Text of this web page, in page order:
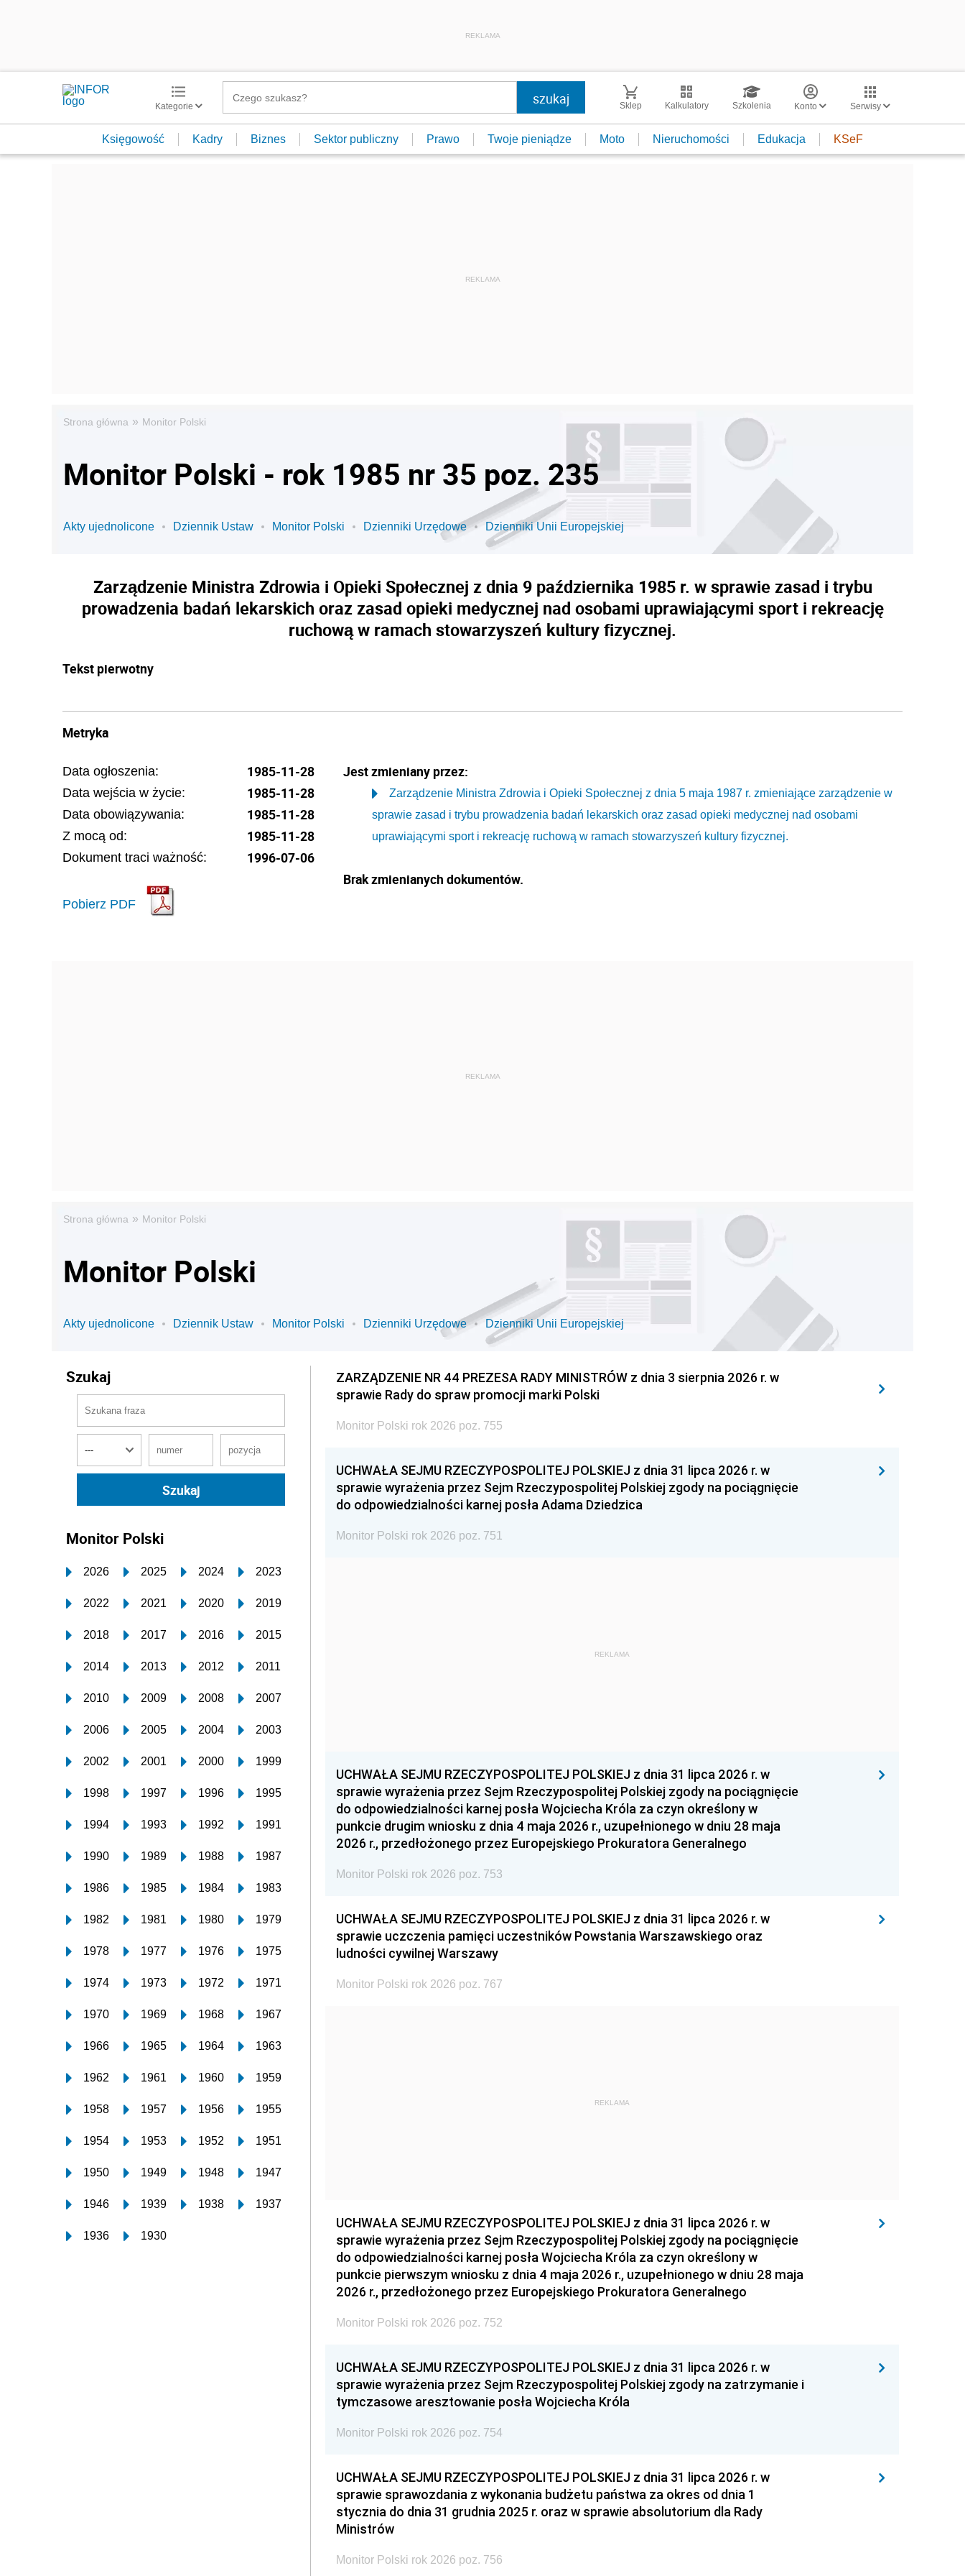
REKLAMA
Kategorie Sklep Kalkulatory Szkolenia Konto Serwisy
Księgowość Kadry Biznes Sektor publiczny Prawo Twoje pieniądze Moto Nieruchomości Edukacja KSeF
Strona główna » Monitor Polski
Monitor Polski - rok 1985 nr 35 poz. 235
Akty ujednolicone Dziennik Ustaw Monitor Polski Dzienniki Urzędowe Dzienniki Unii Europejskiej
Zarządzenie Ministra Zdrowia i Opieki Społecznej z dnia 9 października 1985 r. w sprawie zasad i trybu
prowadzenia badań lekarskich oraz zasad opieki medycznej nad osobami uprawiającymi sport i rekreację
ruchową w ramach stowarzyszeń kultury fizycznej.
Tekst pierwotny
Metryka
Data ogłoszenia: 1985-11-28
Data wejścia w życie: 1985-11-28
Data obowiązywania: 1985-11-28
Z mocą od: 1985-11-28
Dokument traci ważność: 1996-07-06
Pobierz PDF
Jest zmieniany przez:
Zarządzenie Ministra Zdrowia i Opieki Społecznej z dnia 5 maja 1987 r. zmieniające zarządzenie w
sprawie zasad i trybu prowadzenia badań lekarskich oraz zasad opieki medycznej nad osobami
uprawiającymi sport i rekreację ruchową w ramach stowarzyszeń kultury fizycznej.
Brak zmienianych dokumentów.
Strona główna » Monitor Polski
Monitor Polski
Akty ujednolicone Dziennik Ustaw Monitor Polski Dzienniki Urzędowe Dzienniki Unii Europejskiej
Szukaj
Monitor Polski
2026 2025 2024 2023
2022 2021 2020 2019
2018 2017 2016 2015
2014 2013 2012 2011
2010 2009 2008 2007
2006 2005 2004 2003
2002 2001 2000 1999
1998 1997 1996 1995
1994 1993 1992 1991
1990 1989 1988 1987
1986 1985 1984 1983
1982 1981 1980 1979
1978 1977 1976 1975
1974 1973 1972 1971
1970 1969 1968 1967
1966 1965 1964 1963
1962 1961 1960 1959
1958 1957 1956 1955
1954 1953 1952 1951
1950 1949 1948 1947
1946 1939 1938 1937
1936 1930
ZARZĄDZENIE NR 44 PREZESA RADY MINISTRÓW z dnia 3 sierpnia 2026 r. w
sprawie Rady do spraw promocji marki Polski
Monitor Polski rok 2026 poz. 755
UCHWAŁA SEJMU RZECZYPOSPOLITEJ POLSKIEJ z dnia 31 lipca 2026 r. w
sprawie wyrażenia przez Sejm Rzeczypospolitej Polskiej zgody na pociągnięcie
do odpowiedzialności karnej posła Adama Dziedzica
Monitor Polski rok 2026 poz. 751
REKLAMA
UCHWAŁA SEJMU RZECZYPOSPOLITEJ POLSKIEJ z dnia 31 lipca 2026 r. w
sprawie wyrażenia przez Sejm Rzeczypospolitej Polskiej zgody na pociągnięcie
do odpowiedzialności karnej posła Wojciecha Króla za czyn określony w
punkcie drugim wniosku z dnia 4 maja 2026 r., uzupełnionego w dniu 28 maja
2026 r., przedłożonego przez Europejskiego Prokuratora Generalnego
Monitor Polski rok 2026 poz. 753
UCHWAŁA SEJMU RZECZYPOSPOLITEJ POLSKIEJ z dnia 31 lipca 2026 r. w
sprawie uczczenia pamięci uczestników Powstania Warszawskiego oraz
ludności cywilnej Warszawy
Monitor Polski rok 2026 poz. 767
REKLAMA
UCHWAŁA SEJMU RZECZYPOSPOLITEJ POLSKIEJ z dnia 31 lipca 2026 r. w
sprawie wyrażenia przez Sejm Rzeczypospolitej Polskiej zgody na pociągnięcie
do odpowiedzialności karnej posła Wojciecha Króla za czyn określony w
punkcie pierwszym wniosku z dnia 4 maja 2026 r., uzupełnionego w dniu 28 maja
2026 r., przedłożonego przez Europejskiego Prokuratora Generalnego
Monitor Polski rok 2026 poz. 752
UCHWAŁA SEJMU RZECZYPOSPOLITEJ POLSKIEJ z dnia 31 lipca 2026 r. w
sprawie wyrażenia przez Sejm Rzeczypospolitej Polskiej zgody na zatrzymanie i
tymczasowe aresztowanie posła Wojciecha Króla
Monitor Polski rok 2026 poz. 754
UCHWAŁA SEJMU RZECZYPOSPOLITEJ POLSKIEJ z dnia 31 lipca 2026 r. w
sprawie sprawozdania z wykonania budżetu państwa za okres od dnia 1
stycznia do dnia 31 grudnia 2025 r. oraz w sprawie absolutorium dla Rady
Ministrów
Monitor Polski rok 2026 poz. 756